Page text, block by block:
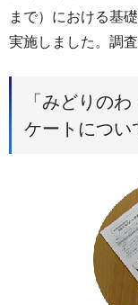
まで）における基
実施しました。調
「みどりの
ケートについ